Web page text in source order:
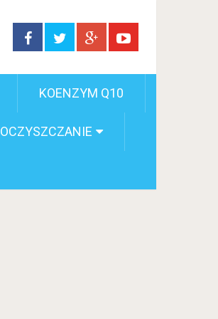
KOENZYM Q10
OCZYSZCZANIE